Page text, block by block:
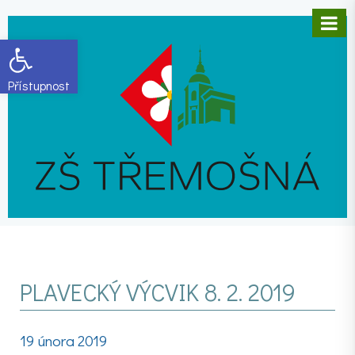
Open toolbar
PLAVECKÝ VÝCVIK 8. 2. 2019
19 února 2019